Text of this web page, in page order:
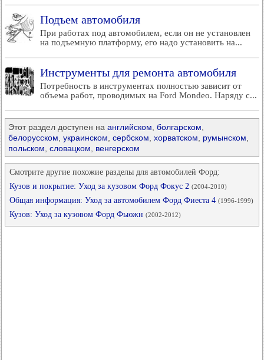
Подъем автомобиля
При работах под автомобилем, если он не установлен
на подъемную платформу, его надо установить на...
Инструменты для ремонта автомобиля
Потребность в инструментах полностью зависит от
объема работ, проводимых на Ford Mondeo. Наряду с...
Этот раздел доступен на английском болгарском
белорусском украинском сербском хорватском румынском
польском словацком венгерском
Смотрите другие похожие разделы для автомобилей Форд:
Кузов и покрытие: Уход за кузовом Форд Фокус 2 (2004-2010)
Общая информация: Уход за автомобилем Форд Фиеста 4 (1996-1999)
Кузов: Уход за кузовом Форд Фьюжн (2002-2012)